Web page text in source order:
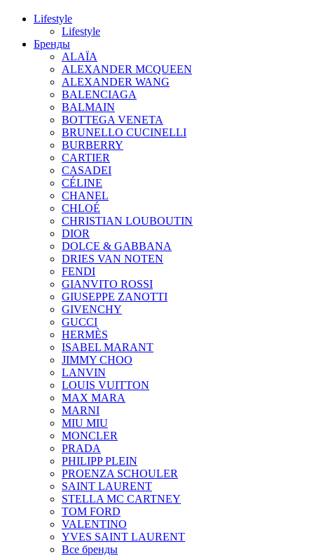
Lifestyle
Lifestyle
Бренды
ALAÏA
ALEXANDER MCQUEEN
ALEXANDER WANG
BALENCIAGA
BALMAIN
BOTTEGA VENETA
BRUNELLO CUCINELLI
BURBERRY
CARTIER
CASADEI
CÉLINE
CHANEL
CHLOÉ
CHRISTIAN LOUBOUTIN
DIOR
DOLCE & GABBANA
DRIES VAN NOTEN
FENDI
GIANVITO ROSSI
GIUSEPPE ZANOTTI
GIVENCHY
GUCCI
HERMÈS
ISABEL MARANT
JIMMY CHOO
LANVIN
LOUIS VUITTON
MAX MARA
MARNI
MIU MIU
MONCLER
PRADA
PHILIPP PLEIN
PROENZA SCHOULER
SAINT LAURENT
STELLA MC CARTNEY
TOM FORD
VALENTINO
YVES SAINT LAURENT
Все бренды